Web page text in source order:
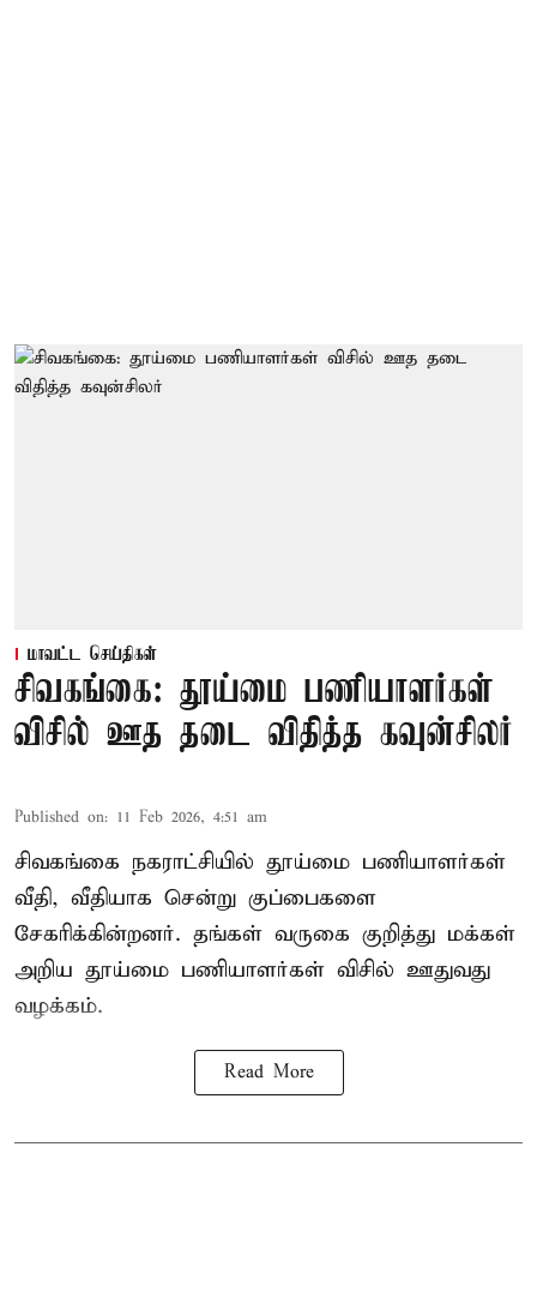
மாவட்ட செய்திகள்
சிவகங்கை: தூய்மை பணியாளர்கள்
விசில் ஊத தடை விதித்த கவுன்சிலர்
Published on: 11 Feb 2026, 4:51 am
சிவகங்கை நகராட்சியில் தூய்மை பணியாளர்கள்
வீதி, வீதியாக சென்று குப்பைகளை
சேகரிக்கின்றனர். தங்கள் வருகை குறித்து மக்கள்
அறிய தூய்மை பணியாளர்கள் விசில் ஊதுவது
வழக்கம்.
Read More